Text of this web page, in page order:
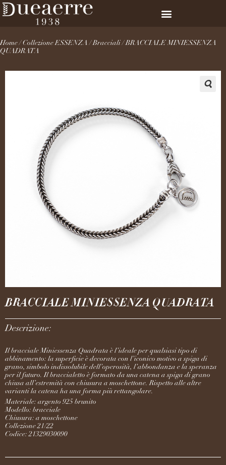
Home/ Collezione ESSENZA /Bracciali / BRACCIALE MINIESSENZA
QUADRATA
BRACCIALE MINIESSENZA QUADRATA
Descrizione:
Il bracciale Miniessenza Quadrata è l’ideale per qualsiasi tipo di
abbinamento: la superficie è decorata con l’iconico motivo a spiga di
grano, simbolo indissolubile dell’operosità, l’abbondanza e la speranza
per il futuro. Il braccialetto è formato da una catena a spiga di grano
chiusa all’estremità con chiusura a moschettone. Rispetto alle altre
varianti la catena ha una forma più rettangolare.
Materiale: argento 925 brunito
Modello: bracciale
Chiusura: a moschettone
Collezione 21/22
Codice: 21329030090